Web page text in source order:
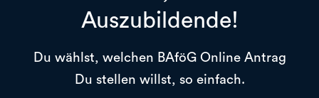
Auszubildende!
Du wählst, welchen BAföG Online Antrag
Du stellen willst, so einfach.